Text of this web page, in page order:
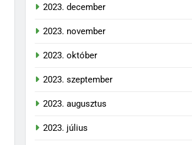
2023. december
2023. november
2023. október
2023. szeptember
2023. augusztus
2023. július